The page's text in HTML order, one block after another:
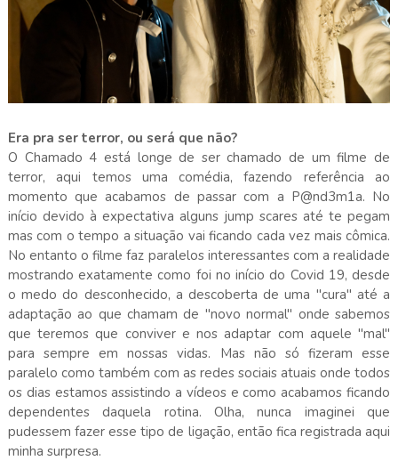
Era pra ser terror, ou será que não?
O Chamado 4 está longe de ser chamado de um filme de
terror, aqui temos uma comédia, fazendo referência ao
momento que acabamos de passar com a P@nd3m1a. No
início devido à expectativa alguns jump scares até te pegam
mas com o tempo a situação vai ficando cada vez mais cômica.
No entanto o filme faz paralelos interessantes com a realidade
mostrando exatamente como foi no início do Covid 19, desde
o medo do desconhecido, a descoberta de uma "cura" até a
adaptação ao que chamam de "novo normal" onde sabemos
que teremos que conviver e nos adaptar com aquele "mal"
para sempre em nossas vidas. Mas não só fizeram esse
paralelo como também com as redes sociais atuais onde todos
os dias estamos assistindo a vídeos e como acabamos ficando
dependentes daquela rotina. Olha, nunca imaginei que
pudessem fazer esse tipo de ligação, então fica registrada aqui
minha surpresa.